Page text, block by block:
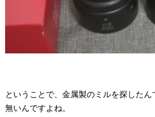
ということで、金属製のミルを探したん
無いんですよね。